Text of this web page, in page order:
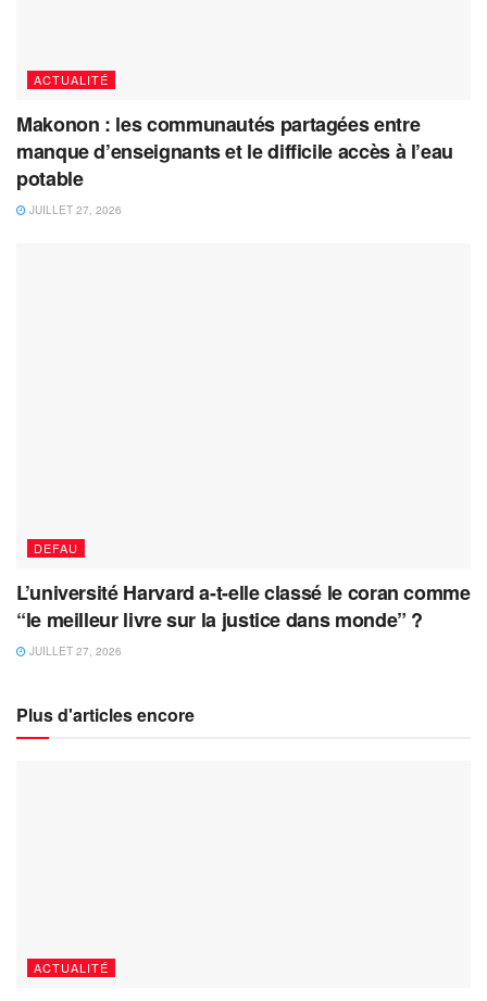
ACTUALITÉ
Makonon : les communautés partagées entre
manque d’enseignants et le difficile accès à l’eau
potable
JUILLET 27, 2026
DEFAU
L’université Harvard a-t-elle classé le coran comme
“le meilleur livre sur la justice dans monde” ?
JUILLET 27, 2026
Plus d'articles encore
ACTUALITÉ